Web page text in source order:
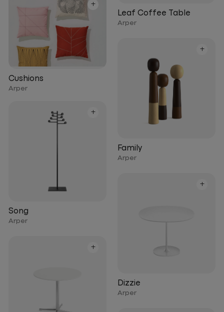
Leaf Coffee Table
Arper
+
Cushions
Arper
+
Family
Arper
+
Song
Arper
+
Dizzie
Arper
+